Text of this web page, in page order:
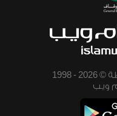
جميع الحقوق محفوظة © 2026 - 1998
ويب